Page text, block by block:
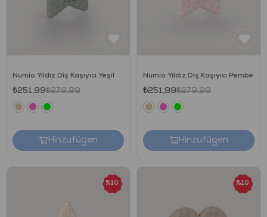
Numio Yıldız Diş Kaşıyıcı Yeşil
₺251,99₺279,99
Hinzufügen
Numio Yıldız Diş Kaşıyıcı Pembe
₺251,99₺279,99
Hinzufügen
%10 %10